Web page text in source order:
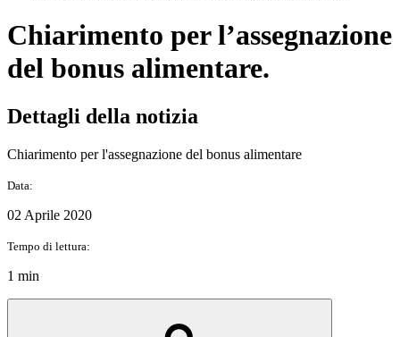
Chiarimento per l’assegnazione
del bonus alimentare.
Dettagli della notizia
Chiarimento per l'assegnazione del bonus alimentare
Data:
02 Aprile 2020
Tempo di lettura:
1 min